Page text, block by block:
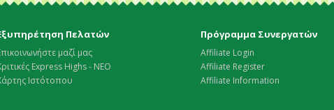
Πελατών
μαζί μας
Express Highs - ΝΕΟ
Ιστότοπου
Πρόγραμμα Συνεργατών
Affiliate Login
Affiliate Register
Affiliate Information